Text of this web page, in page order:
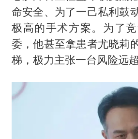
命安全、为了一己私利鼓
极高的手术方案。为了
委，他甚至拿患者尤晓莉
梯，极力主张一台风险远